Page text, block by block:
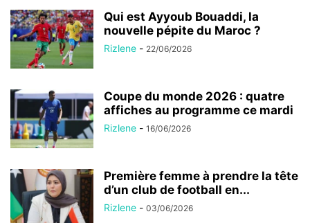
Qui est Ayyoub Bouaddi, la
nouvelle pépite du Maroc ?
Rizlene - 22/06/2026
Coupe du monde 2026 : quatre
affiches au programme ce mardi
Rizlene - 16/06/2026
Première femme à prendre la tête
d’un club de football en...
Rizlene - 03/06/2026